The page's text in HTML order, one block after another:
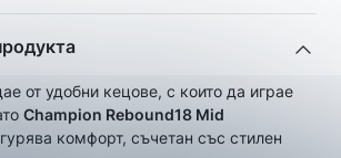
от удобни кецове, с които да играе
Champion Rebound18 Mid
комфорт, съчетан със стилен